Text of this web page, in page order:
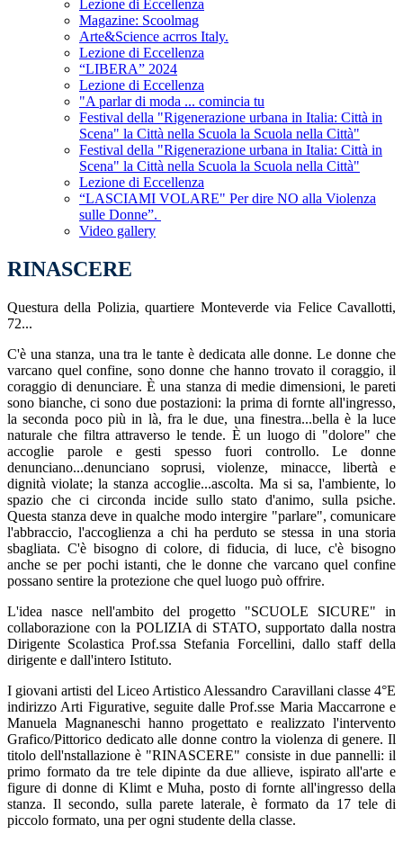
Lezione di Eccellenza
Magazine: Scoolmag
Arte&Science acrros Italy.
Lezione di Eccellenza
“LIBERA” 2024
Lezione di Eccellenza
"A parlar di moda ... comincia tu
Festival della "Rigenerazione urbana in Italia: Città in
Scena" la Città nella Scuola la Scuola nella Città"
Festival della "Rigenerazione urbana in Italia: Città in
Scena" la Città nella Scuola la Scuola nella Città"
Lezione di Eccellenza
“LASCIAMI VOLARE" Per dire NO alla Violenza
sulle Donne”.
Video gallery
RINASCERE
Questura della Polizia, quartiere Monteverde via Felice Cavallotti,
72...
C'è una stanza, una tra le tante è dedicata alle donne. Le donne che
varcano quel confine, sono donne che hanno trovato il coraggio, il
coraggio di denunciare. È una stanza di medie dimensioni, le pareti
sono bianche, ci sono due postazioni: la prima di fornte all'ingresso,
la seconda poco più in là, fra le due, una finestra...bella è la luce
naturale che filtra attraverso le tende. È un luogo di "dolore" che
accoglie parole e gesti spesso fuori controllo. Le donne
denunciano...denunciano soprusi, violenze, minacce, libertà e
dignità violate; la stanza accoglie...ascolta. Ma si sa, l'ambiente, lo
spazio che ci circonda incide sullo stato d'animo, sulla psiche.
Questa stanza deve in qualche modo intergire "parlare", comunicare
l'abbraccio, l'accoglienza a chi ha perduto se stessa in una storia
sbagliata. C'è bisogno di colore, di fiducia, di luce, c'è bisogno
anche se per pochi istanti, che le donne che varcano quel confine
possano sentire la protezione che quel luogo può offrire.
L'idea nasce nell'ambito del progetto "SCUOLE SICURE" in
collaborazione con la POLIZIA di STATO, supportato dalla nostra
Dirigente Scolastica Prof.ssa Stefania Forcellini, dallo staff della
dirigente e dall'intero Istituto.
I giovani artisti del Liceo Artistico Alessandro Caravillani classe 4°E
indirizzo Arti Figurative, seguite dalle Prof.sse Maria Maccarrone e
Manuela Magnaneschi hanno progettato e realizzato l'intervento
Grafico/Pittorico dedicato alle donne contro la violenza di genere. Il
titolo dell'nstallazione è "RINASCERE" consiste in due pannelli: il
primo formato da tre tele dipinte da due allieve, ispirato all'arte e
figure di donne di Klimt e Muha, posto di fornte all'ingresso della
stanza. Il secondo, sulla parete laterale, è formato da 17 tele di
piccolo formato, una per ogni studente della classe.